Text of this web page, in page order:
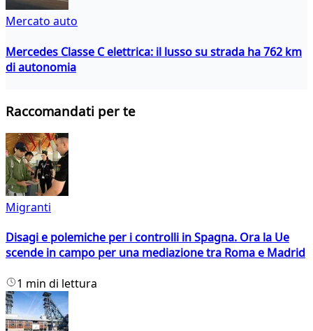
Mercato auto
Mercedes Classe C elettrica: il lusso su strada ha 762 km
di autonomia
Raccomandati per te
Migranti
Disagi e polemiche per i controlli in Spagna. Ora la Ue
scende in campo per una mediazione tra Roma e Madrid
1 min di lettura